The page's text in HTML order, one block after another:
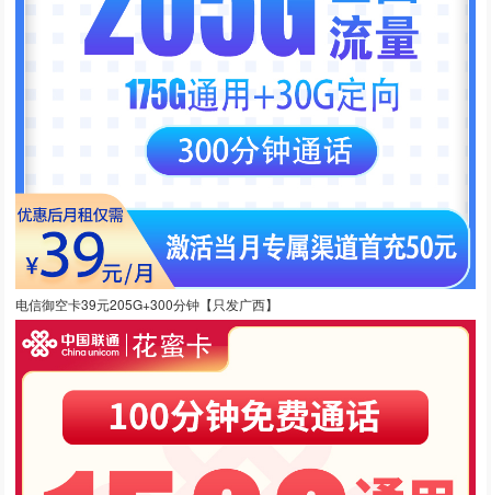
电信御空卡39元205G+300分钟【只发广西】